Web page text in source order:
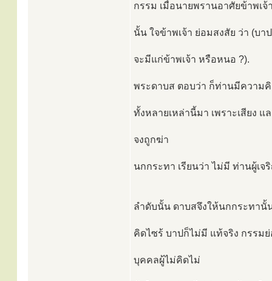
กรรม เมื่อนายพรานอาศัยข้าพเจ้
นั้น ใจข้าพเจ้า ย่อมสงสัย ว่า (บา
จะมีแก่ข้าพเจ้า หรือหนอ ?).
พระดาบส ตอบว่า ก็ท่านมีความ
ทั้งหลายเหล่านี้มา เพราะเสียง แ
จงถูกฆ่า
นกกระทา เรียนว่า ไม่มี ท่านผู้เจ
ลำดับนั้น ดาบสจึงให้นกกระทานั้
คิดไซร้ บาปก็ไม่มี แท้จริง กรรม
บุคคลผู้ไม่คิดไม่